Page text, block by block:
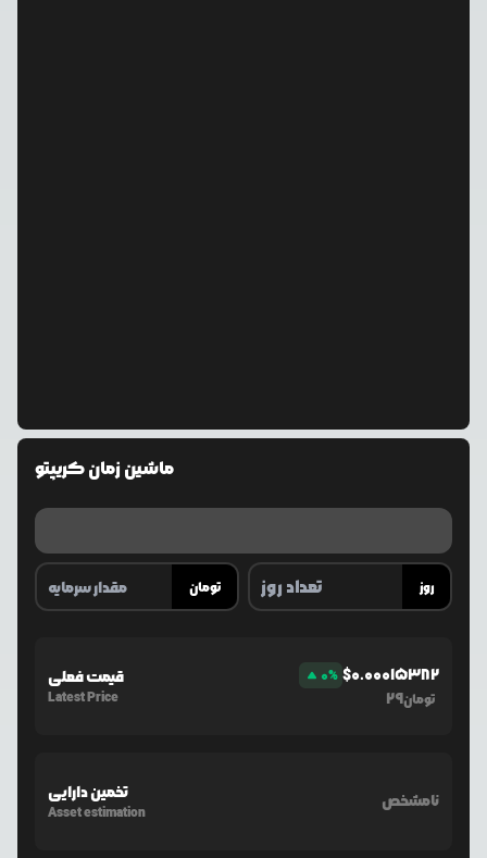
ماشین زمان کریپتو
تومان روز
قیمت فعلی
Latest Price
0% $0.00015382
29تومان
تخمین دارایی
Asset estimation
نامشخص